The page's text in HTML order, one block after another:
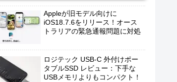
Appleが旧モデル向けに
iOS18.7.6をリリース！オース
トラリアの緊急通報問題に対処
ロジテック USB-C 外付けポー
タブルSSD レビュー：下手な
USBメモリよりもコンパクト！